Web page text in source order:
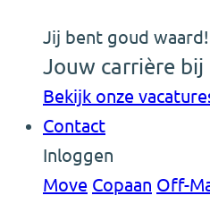
Jij bent goud waard!
Jouw carrière bij
Bekijk onze
Contact
Inloggen
Move Copaan Off-